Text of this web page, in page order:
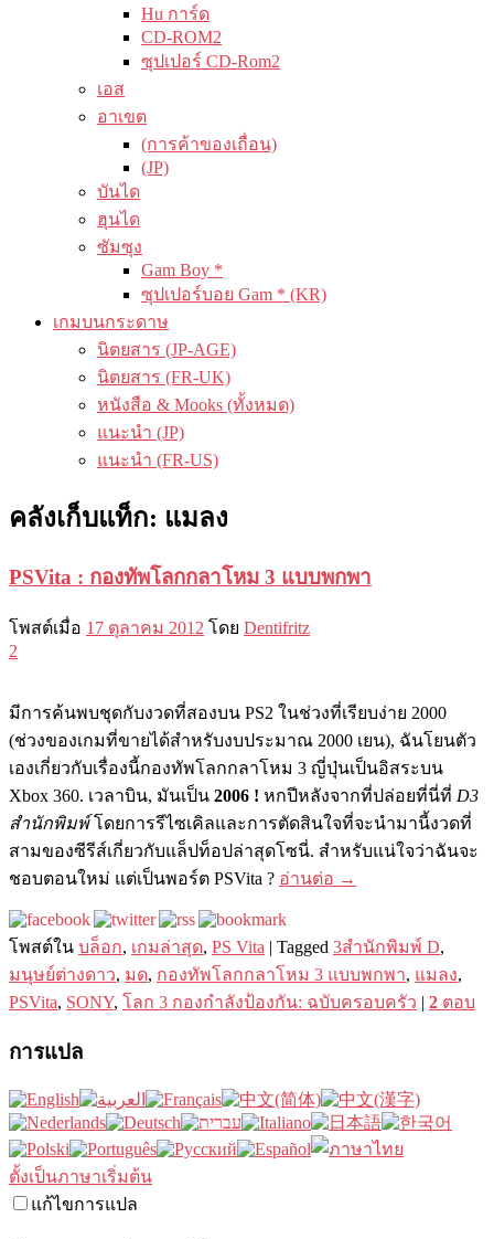
Hu การ์ด
CD-ROM2
ซุปเปอร์ CD-Rom2
เอส
อาเขต
(การค้าของเถื่อน)
(JP)
บันได
ฮุนได
ซัมซุง
Gam Boy *
ซุปเปอร์บอย Gam * (KR)
เกมบนกระดาษ
นิตยสาร (JP-AGE)
นิตยสาร (FR-UK)
หนังสือ & Mooks (ทั้งหมด)
แนะนำ (JP)
แนะนำ (FR-US)
คลังเก็บแท็ก: แมลง
PSVita : กองทัพโลกกลาโหม 3 แบบพกพา
โพสต์เมื่อ 17 ตุลาคม 2012 โดย Dentifritz
2
มีการค้นพบชุดกับงวดที่สองบน PS2 ในช่วงที่เรียบง่าย 2000
(ช่วงของเกมที่ขายได้สำหรับงบประมาณ 2000 เยน), ฉันโยนตัว
เองเกี่ยวกับเรื่องนี้กองทัพโลกกลาโหม 3 ญี่ปุ่นเป็นอิสระบน
Xbox 360. เวลาบิน, มันเป็น 2006 ! หกปีหลังจากที่ปล่อยที่นี่ที่ D3
สำนักพิมพ์โดยการรีไซเคิลและการตัดสินใจที่จะนำมานี้งวดที่
สามของซีรีส์เกี่ยวกับแล็ปท็อปล่าสุดโซนี่. สำหรับแน่ใจว่าฉันจะ
ชอบตอนใหม่ แต่เป็นพอร์ต PSVita ? อ่านต่อ →
โพสต์ใน บล็อก, เกมล่าสุด, PS Vita | Tagged 3สำนักพิมพ์ D,
มนุษย์ต่างดาว, มด, กองทัพโลกกลาโหม 3 แบบพกพา, แมลง,
PSVita, SONY, โลก 3 กองกำลังป้องกัน: ฉบับครอบครัว | 2 ตอบ
การแปล
ตั้งเป็นภาษาเริ่มต้น
แก้ไขการแปล